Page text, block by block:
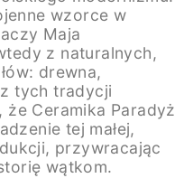
wzorce w
Maja
z naturalnych,
drewna,
tych tradycji
Ceramika Paradyż
tej małej,
przywracając
wątkom.